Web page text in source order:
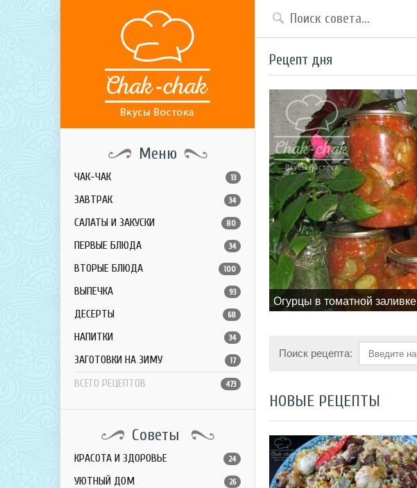
Меню
ЧАК-ЧАК 13
ЗАВТРАК 34
САЛАТЫ И ЗАКУСКИ 80
ПЕРВЫЕ БЛЮДА 34
ВТОРЫЕ БЛЮДА 100
ВЫПЕЧКА 93
ДЕСЕРТЫ 68
НАПИТКИ 34
ЗАГОТОВКИ НА ЗИМУ 17
ВСЕГО РЕЦЕПТОВ 473
Советы
КРАСОТА И ЗДОРОВЬЕ 24
УЮТНЫЙ ДОМ 26
Рецепт дня
Огурцы в томатной заливке
Поиск рецепта:
НОВЫЕ РЕЦЕПТЫ